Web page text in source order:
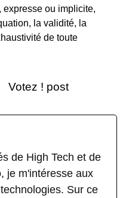
ou implicite,
la validité, la
de toute
Votez ! post
de High Tech et de
je m'intéresse aux
Sur ce